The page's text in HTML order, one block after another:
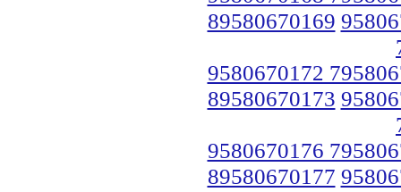
89580670169
9580670172
89580670173
9580670176
89580670177